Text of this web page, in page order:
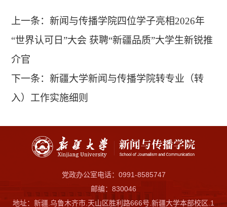
上一条：新闻与传播学院四位学子亮相2026年
“世界认可日”大会 获聘“新疆品质”大学生新锐推
介官
下一条：新疆大学新闻与传播学院转专业（转
入）工作实施细则
党政办公室电话：0991-8585747
邮编：830046
地址：新疆.乌鲁木齐市.天山区胜利路666号.新疆大学本部校区.1